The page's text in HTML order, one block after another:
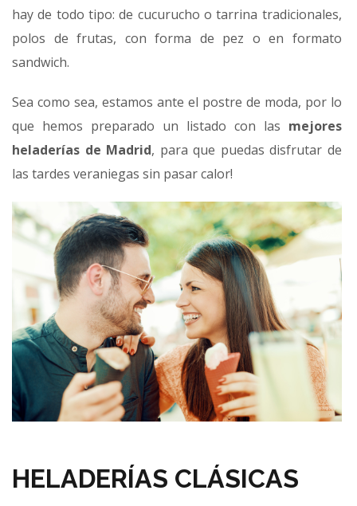
hay de todo tipo: de cucurucho o tarrina tradicionales,
polos de frutas, con forma de pez o en formato
sandwich.
Sea como sea, estamos ante el postre de moda, por lo
que hemos preparado un listado con las mejores
heladerías de Madrid, para que puedas disfrutar de
las tardes veraniegas sin pasar calor!
HELADERÍAS CLÁSICAS